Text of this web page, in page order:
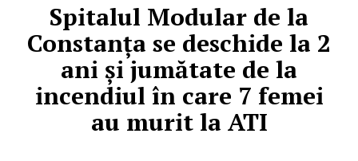
Spitalul Modular de la
Constanța se deschide la 2
ani și jumătate de la
incendiul în care 7 femei
au murit la ATI